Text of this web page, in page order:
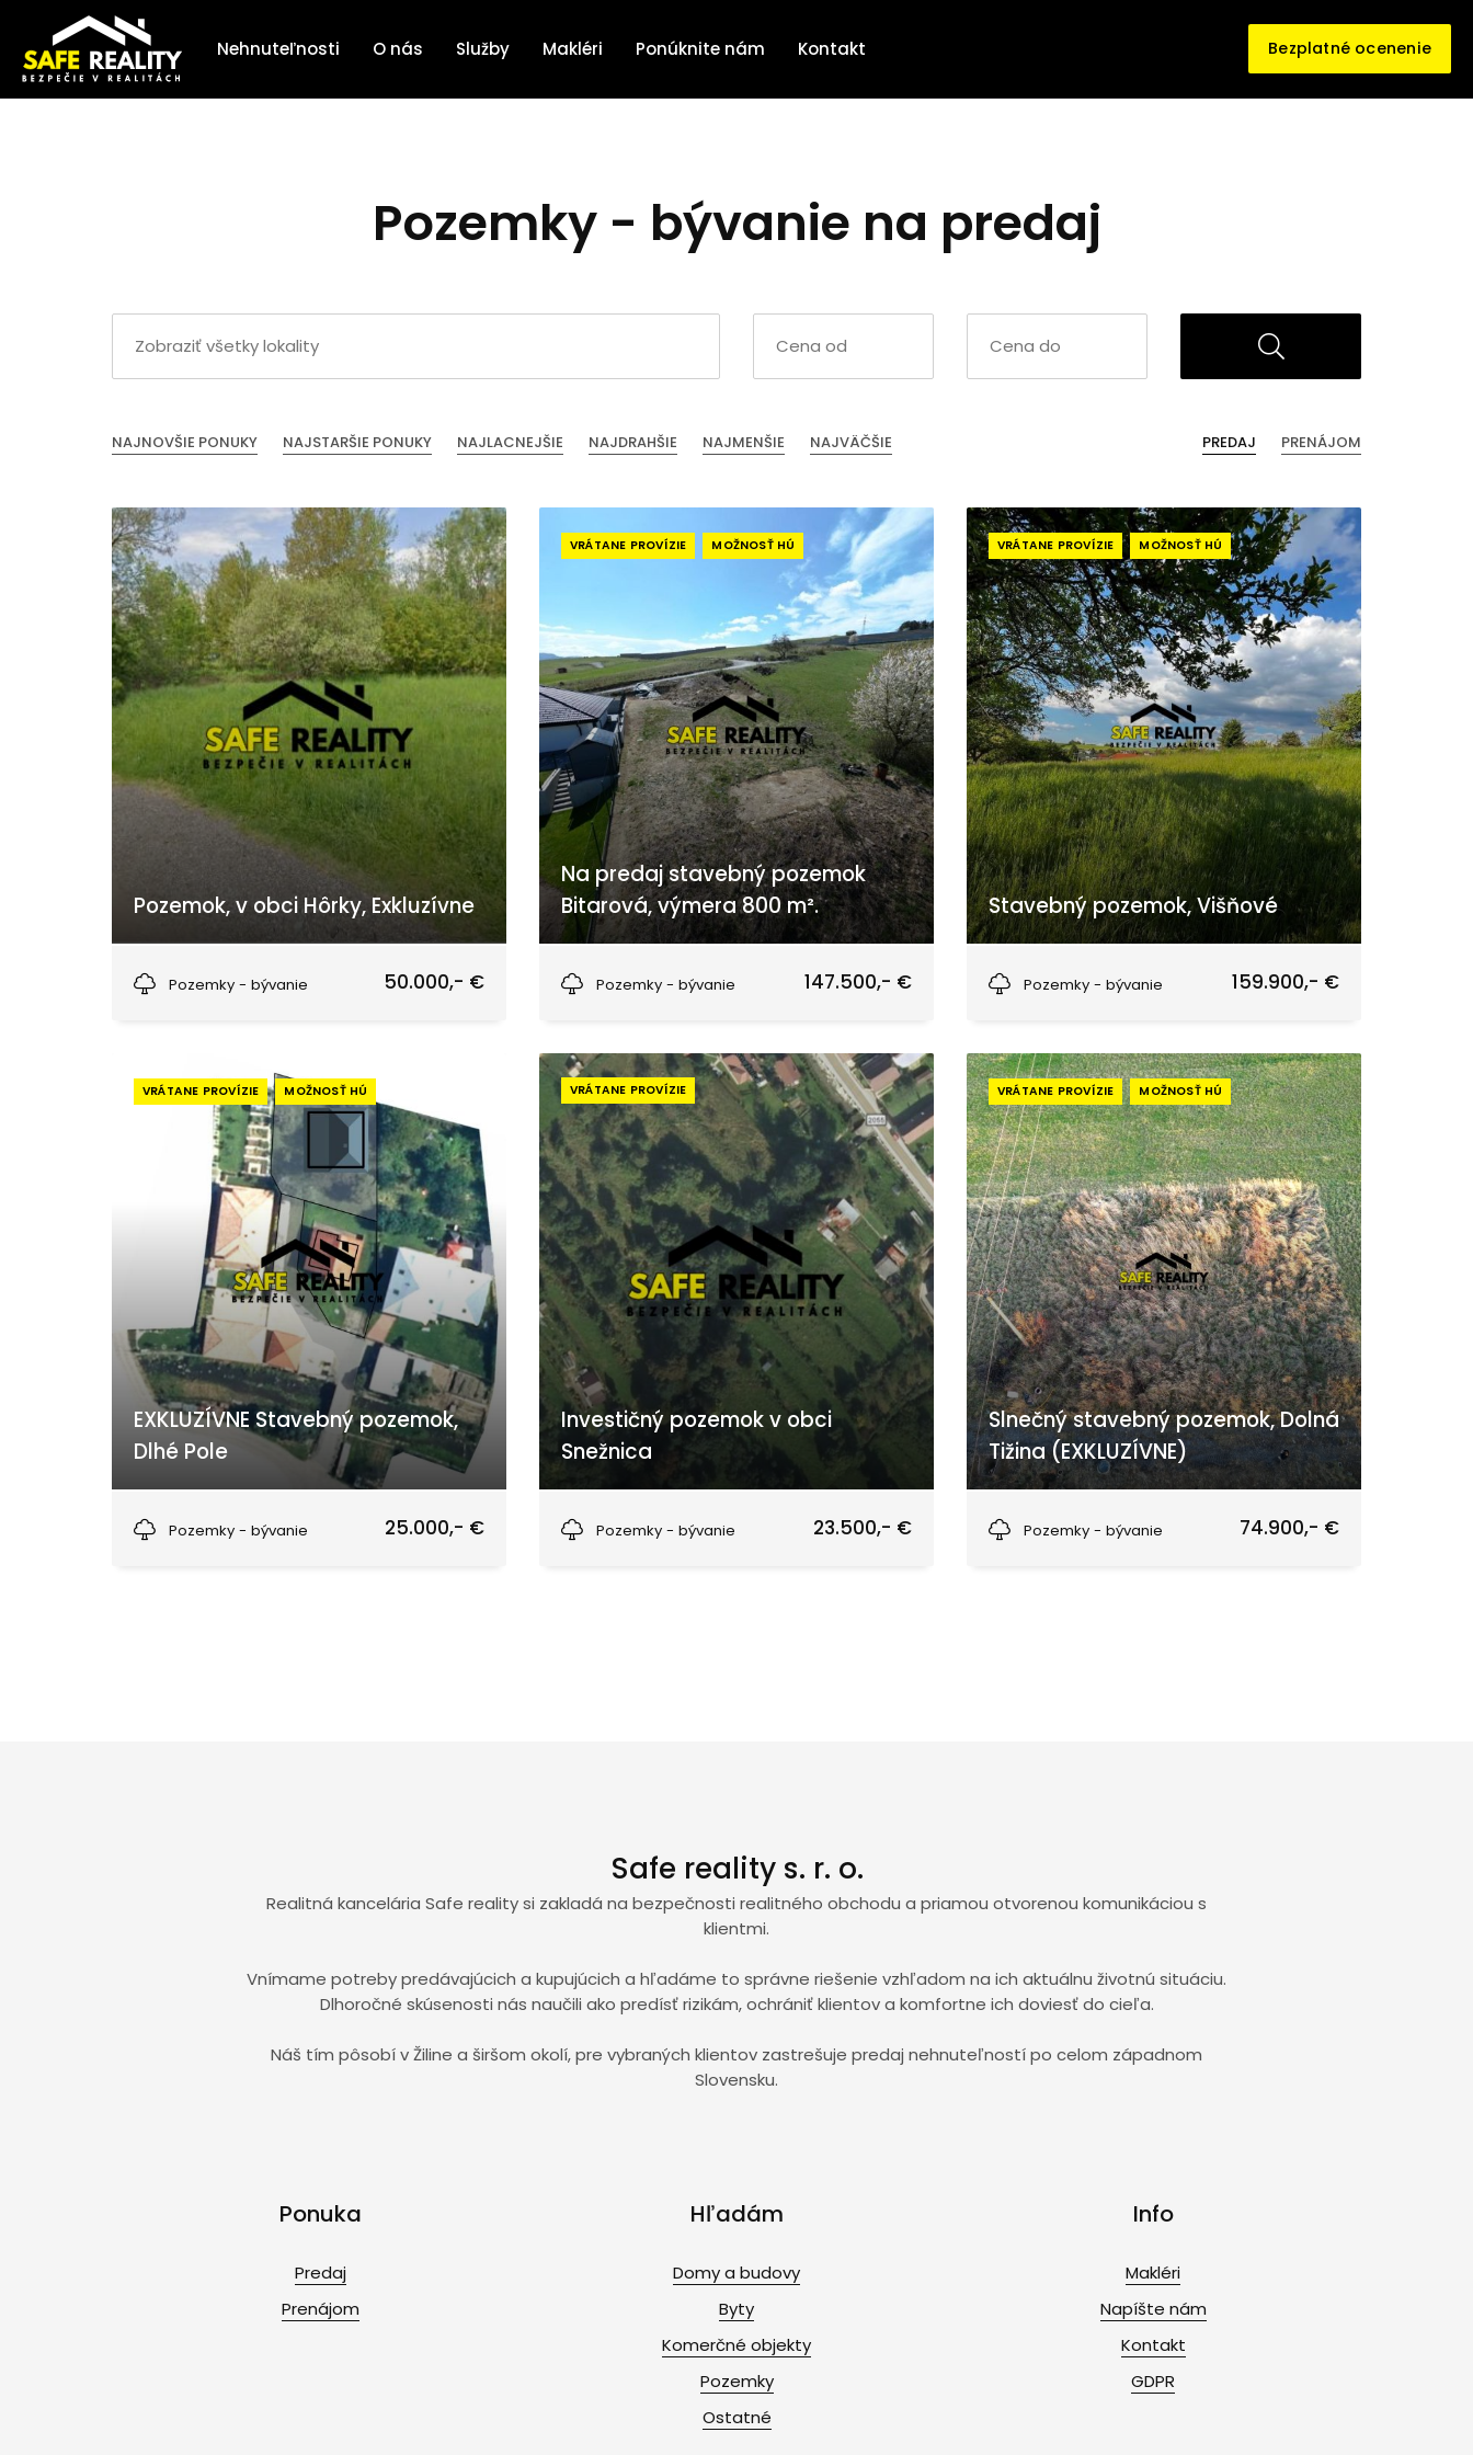
Nehnuteľnosti O nás Služby Makléri Ponúknite nám Kontakt Bezplatné ocenenie
Pozemky - bývanie na predaj
NAJNOVŠIE PONUKY NAJSTARŠIE PONUKY NAJLACNEJŠIE NAJDRAHŠIE NAJMENŠIE NAJVÄČŠIE PREDAJ PRENÁJOM
Pozemok, v obci Hôrky, Exkluzívne
Pozemky - bývanie
50.000,- €
VRÁTANE PROVÍZIE MOŽNOSŤ HÚ
Na predaj stavebný pozemok
Bitarová, výmera 800 m².
Pozemky - bývanie
147.500,- €
VRÁTANE PROVÍZIE MOŽNOSŤ HÚ
Stavebný pozemok, Višňové
Pozemky - bývanie
159.900,- €
VRÁTANE PROVÍZIE MOŽNOSŤ HÚ
EXKLUZÍVNE Stavebný pozemok,
Dlhé Pole
Pozemky - bývanie
25.000,- €
VRÁTANE PROVÍZIE
Investičný pozemok v obci
Snežnica
Pozemky - bývanie
23.500,- €
VRÁTANE PROVÍZIE MOŽNOSŤ HÚ
Slnečný stavebný pozemok, Dolná
Tižina (EXKLUZÍVNE)
Pozemky - bývanie
74.900,- €
Safe reality s. r. o.
Realitná kancelária Safe reality si zakladá na bezpečnosti realitného obchodu a priamou otvorenou komunikáciou s
klientmi.
Vnímame potreby predávajúcich a kupujúcich a hľadáme to správne riešenie vzhľadom na ich aktuálnu životnú situáciu.
Dlhoročné skúsenosti nás naučili ako predísť rizikám, ochrániť klientov a komfortne ich doviesť do cieľa.
Náš tím pôsobí v Žiline a širšom okolí, pre vybraných klientov zastrešuje predaj nehnuteľností po celom západnom
Slovensku.
Ponuka
Predaj
Prenájom
Hľadám
Domy a budovy
Byty
Komerčné objekty
Pozemky
Ostatné
Info
Makléri
Napíšte nám
Kontakt
GDPR